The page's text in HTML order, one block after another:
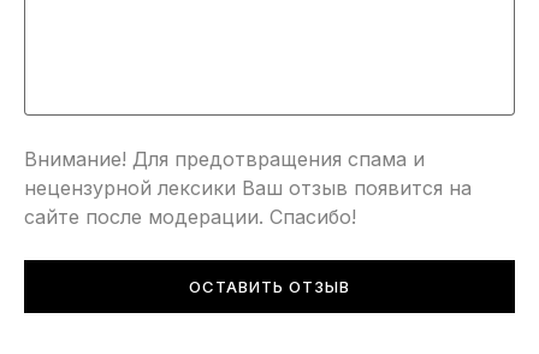
Внимание! Для предотвращения спама и
нецензурной лексики Ваш отзыв появится на
сайте после модерации. Спасибо!
ОСТАВИТЬ ОТЗЫВ